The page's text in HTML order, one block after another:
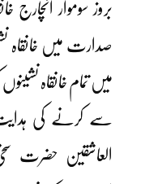
بروز سوموار
صدارت میں خانقاہ
میں تمام خانقاہ
سے کرنے کی ہدایت
العاشقین حضرت